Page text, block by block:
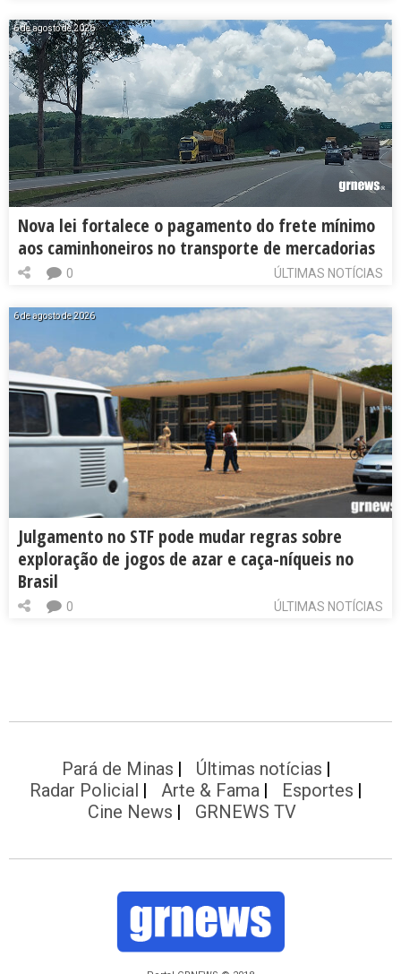
6 de agosto de 2026
Nova lei fortalece o pagamento do frete mínimo
aos caminhoneiros no transporte de mercadorias
ÚLTIMAS NOTÍCIAS
0
6 de agosto de 2026
Julgamento no STF pode mudar regras sobre
exploração de jogos de azar e caça-níqueis no
Brasil
ÚLTIMAS NOTÍCIAS
0
Pará de Minas
Últimas notícias
Radar Policial
Arte & Fama
Esportes
Cine News
GRNEWS TV